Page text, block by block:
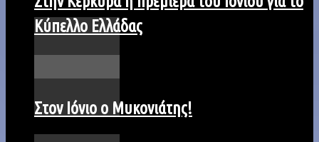
Κύπελλο Ελλάδας
Στον Ιόνιο ο Μυκονιάτης!